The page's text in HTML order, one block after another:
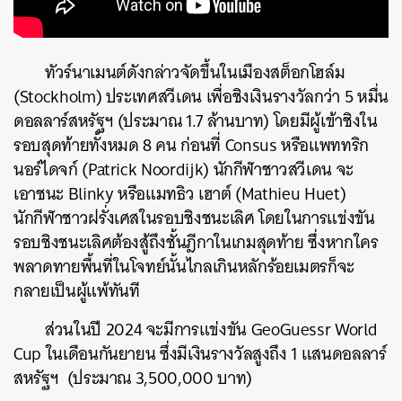
ทัวร์นาเมนต์ดังกล่าวจัดขึ้นในเมืองสต็อกโฮล์ม
(Stockholm) ประเทศสวีเดน เพื่อชิงเงินรางวัลกว่า 5 หมื่น
ดอลลาร์สหรัฐฯ (ประมาณ 1.7 ล้านบาท) โดยมีผู้เข้าชิงใน
รอบสุดท้ายทั้งหมด 8 คน ก่อนที่ Consus หรือแพททริก
นอร์ไดจก์ (Patrick Noordijk) นักกีฬาชาวสวีเดน จะ
เอาชนะ Blinky หรือแมทธิว เฮาต์ (Mathieu Huet)
นักกีฬาชาวฝรั่งเศสในรอบชิงชนะเลิศ โดยในการแข่งขัน
รอบชิงชนะเลิศต้องสู้ถึงชั้นฎีกาในเกมสุดท้าย ซึ่งหากใคร
พลาดทายพื้นที่ในโจทย์นั้นไกลเกินหลักร้อยเมตรก็จะ
กลายเป็นผู้แพ้ทันที
ส่วนในปี 2024 จะมีการแข่งขัน GeoGuessr World
Cup ในเดือนกันยายน ซึ่งมีเงินรางวัลสูงถึง 1 แสนดอลลาร์
สหรัฐฯ (ประมาณ 3,500,000 บาท)